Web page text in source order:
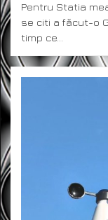
Pentru Statia
se citi a făcut-o
timp ce…